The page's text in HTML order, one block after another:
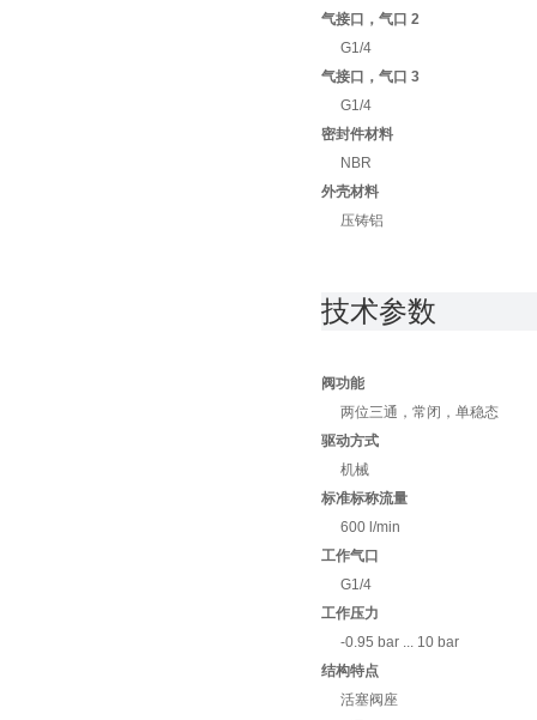
气接口，气口 2
G1/4
气接口，气口 3
G1/4
密封件材料
NBR
外壳材料
压铸铝
技术参数
阀功能
两位三通，常闭，单稳态
驱动方式
机械
标准标称流量
600 l/min
工作气口
G1/4
工作压力
-0.95 bar ... 10 bar
结构特点
活塞阀座